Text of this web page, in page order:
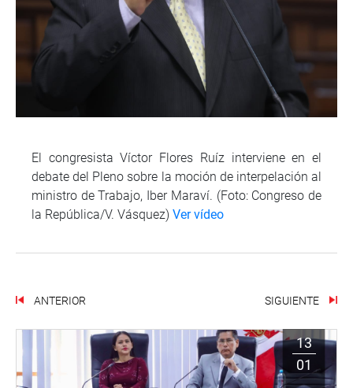
El congresista Víctor Flores Ruíz interviene en el
debate del Pleno sobre la moción de interpelación al
ministro de Trabajo, Iber Maraví. (Foto: Congreso de
la República/V. Vásquez) Ver vídeo
ANTERIOR SIGUIENTE
13
01